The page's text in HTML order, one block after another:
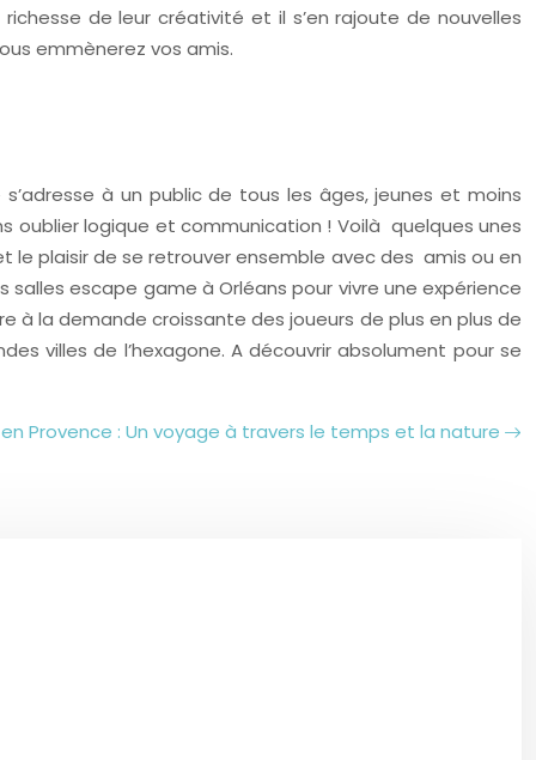
de leur créativité et il s’en rajoute de nouvelles
emmènerez vos amis.
s’adresse à un public de tous les âges, jeunes et moins
oublier logique et communication ! Voilà quelques unes
le plaisir de se retrouver ensemble avec des amis ou en
escape game à Orléans pour vivre une expérience
la demande croissante des joueurs de plus en plus de
villes de l’hexagone. A découvrir absolument pour se
Provence : Un voyage à travers le temps et la nature